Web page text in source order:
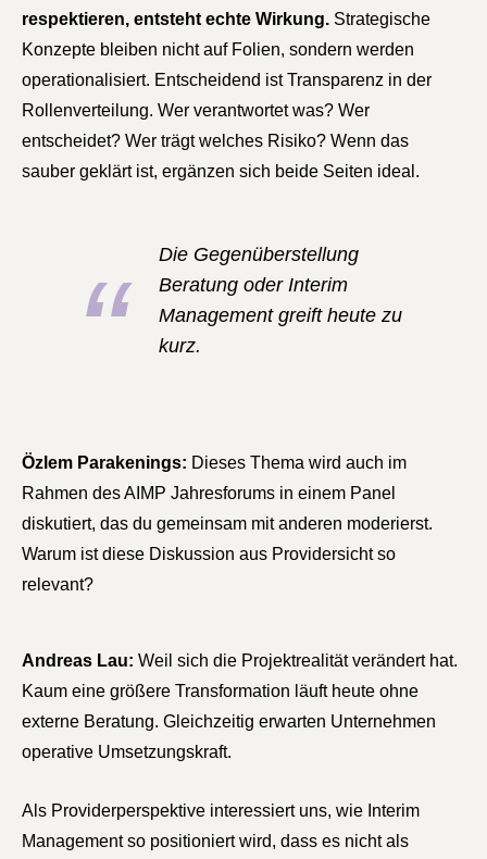
respektieren, entsteht echte Wirkung. Strategische
Konzepte bleiben nicht auf Folien, sondern werden
operationalisiert. Entscheidend ist Transparenz in der
Rollenverteilung. Wer verantwortet was? Wer
entscheidet? Wer trägt welches Risiko? Wenn das
sauber geklärt ist, ergänzen sich beide Seiten ideal.
Die Gegenüberstellung
Beratung oder Interim
Management greift heute zu
kurz.
Özlem Parakenings: Dieses Thema wird auch im
Rahmen des AIMP Jahresforums in einem Panel
diskutiert, das du gemeinsam mit anderen moderierst.
Warum ist diese Diskussion aus Providersicht so
relevant?
Andreas Lau: Weil sich die Projektrealität verändert hat.
Kaum eine größere Transformation läuft heute ohne
externe Beratung. Gleichzeitig erwarten Unternehmen
operative Umsetzungskraft.
Als Providerperspektive interessiert uns, wie Interim
Management so positioniert wird, dass es nicht als